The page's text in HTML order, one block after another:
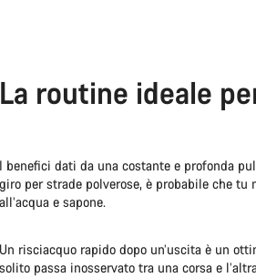
La routine ideale
I benefici dati da una costante e profonda
giro per strade polverose, è probabile che
all’acqua e sapone.
Un risciacquo rapido dopo un’uscita è un
solito passa inosservato tra una corsa e